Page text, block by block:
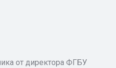
от директора ФГБУ